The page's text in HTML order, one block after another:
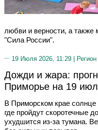
любви и верности, а также
"Сила России".
19 Июля 2026, 11:29 |
Дожди и жара:
Приморье на 19
В Приморском крае солнце
где пройдут скоротечные
ухудшится из-за тумана.